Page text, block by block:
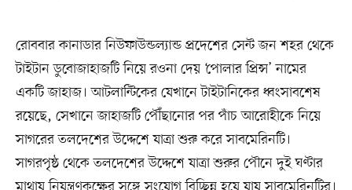
রোববার কানাডার নিউফাউন্ডল্যান্ড প্রদেশের সেন্ট জন শহর থেকে
টাইটান ডুবোজাহাজটি নিয়ে রওনা দেয় ‘পোলার প্রিন্স’ নামের
একটি জাহাজ। আটলান্টিকের যেখানে টাইটানিকের ধ্বংসাবশেষ
রয়েছে, সেখানে জাহাজটি পৌঁছানোর পর পাঁচ আরোহীকে নিয়ে
সাগরের তলদেশের উদ্দেশে যাত্রা শুরু করে সাবমেরিনটি।
সাগরপৃষ্ঠ থেকে তলদেশের উদ্দেশে যাত্রা শুরুর পৌনে দুই ঘণ্টার